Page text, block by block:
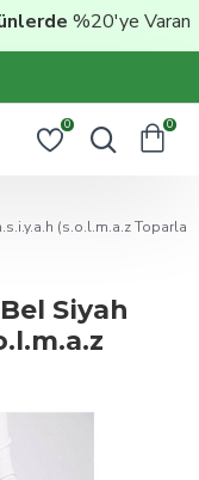
%20'ye Varan
0 0
(s.o.l.m.a.z Toparla
Siyah